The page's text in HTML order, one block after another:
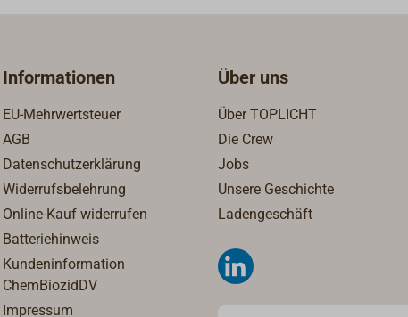
bei
Datenblatt
Informationen
EU-Mehrwertsteuer
AGB
Datenschutzerklärung
Widerrufsbelehrung
Online-Kauf widerrufen
Batteriehinweis
Kundeninformation
ChemBiozidDV
Impressum
Über uns
Über TOPLICHT
Die Crew
Jobs
Unsere Geschichte
Ladengeschäft